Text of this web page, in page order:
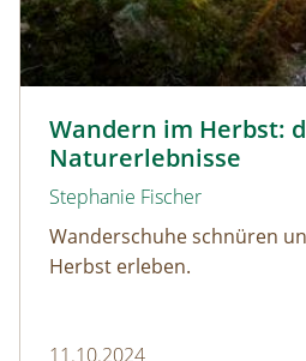
Wandern im Herbst:
Naturerlebnisse
Stephanie Fischer
Wanderschuhe schnüren
Herbst erleben.
11.10.2024